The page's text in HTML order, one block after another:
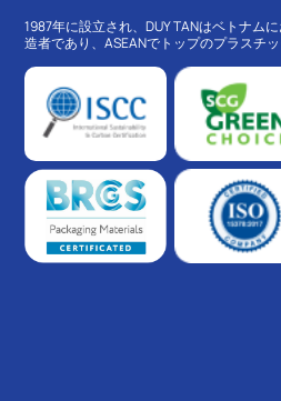
1987年に設立され、DUY TANはベトナム
造者であり、ASEANでトップのプラスチ